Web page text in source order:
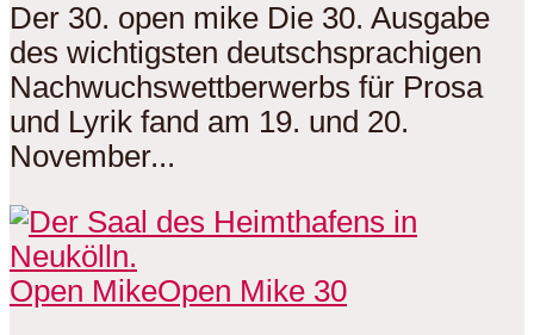
Der 30. open mike Die 30. Ausgabe
des wichtigsten deutschsprachigen
Nachwuchswettberwerbs für Prosa
und Lyrik fand am 19. und 20.
November...
Open MikeOpen Mike 30